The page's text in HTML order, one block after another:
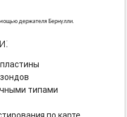
держателя Бернулли.
типами